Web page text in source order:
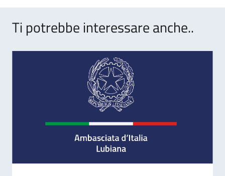
Ti potrebbe interessare anche..